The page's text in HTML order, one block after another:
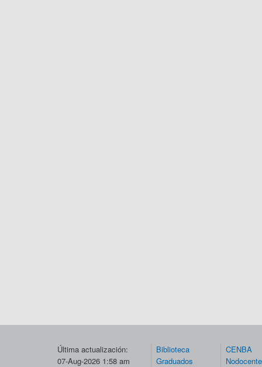
Última actualización:
07-Aug-2026 1:58 am
Biblioteca
Graduados
CENBA